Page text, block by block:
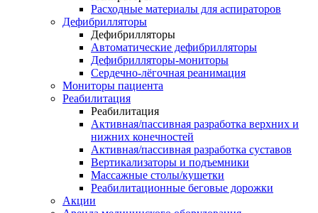
Расходные материалы для аспираторов
Дефибрилляторы
Дефибрилляторы
Автоматические дефибрилляторы
Дефибрилляторы-мониторы
Сердечно-лёгочная реанимация
Мониторы пациента
Реабилитация
Реабилитация
Активная/пассивная разработка верхних и
нижних конечностей
Активная/пассивная разработка суставов
Вертикализаторы и подъемники
Массажные столы/кушетки
Реабилитационные беговые дорожки
Акции